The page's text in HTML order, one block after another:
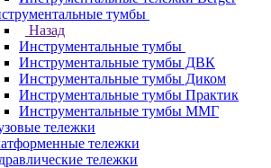
тумбы
Назад
Инструментальные тумбы
Инструментальные тумбы ДВК
Инструментальные тумбы Диком
Инструментальные тумбы Практик
Инструментальные тумбы ММГ
тележки
тележки
тележки